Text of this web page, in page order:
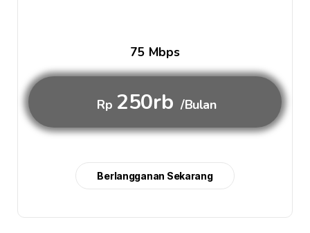
75 Mbps
Rp 250rb /Bulan
Berlangganan Sekarang